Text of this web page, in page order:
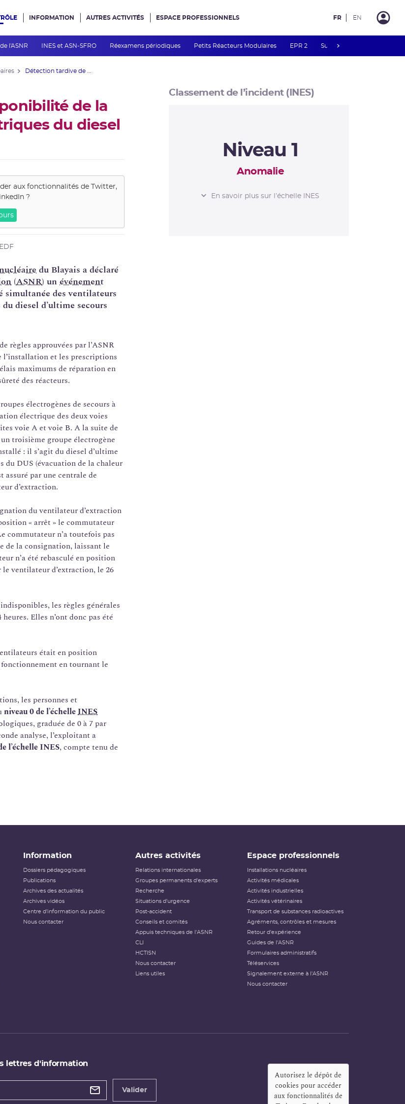
l'ASNR INES et ASN-SFRO Réexamens périodiques Petits Réacteurs Modulaires EPR 2 Surveillance des PFAS
INFORMATION AUTRES ACTIVITÉS ESPACE PROFESSIONNELS FR EN
Détection tardive de ...
de la
du diesel
aux fonctionnalités de
Twitter,
?
du Blayais a déclaré
(ASNR) unévénement
des ventilateurs
diesel d’ultime secours
règles approuvées par l’ASNR
et les prescriptions
maximums de réparation en
des réacteurs.
électrogènes de secours à
électrique des deux voies
voie A et voie B. A la suite de
troisième groupe électrogène
: il s’agit du diesel d’ultime
du DUS (évacuation de la chaleur
par une centrale de
d’extraction.
du ventilateur d’extraction
« arrêt » le commutateur
commutateur n’a toutefois pas
de la consignation, laissant le
n’a été rebasculé en position
le ventilateur d’extraction, le 26
les règles générales
Elles n’ont donc pas été
était en position
en tournant le
les personnes et
niveau 0 de l’échelleINES
graduée de 0 à 7 par
analyse, l’exploitant a
l’échelle INES, compte tenu de
Classement de l’incident (INES)
Niveau 1
Anomalie
L’ÉCHELLE INES
En savoir plus sur l’échelle INES
Information
Dossiers pédagogiques
Publications
Archives des actualités
Archives vidéos
Centre d'information du public
Nous contacter
Autres activités
Relations internationales
Groupes permanents d'experts
Recherche
Situations d'urgence
Post-accident
Conseils et comités
Appuis techniques de l'ASNR
CLI
HCTISN
Nous contacter
Liens utiles
Espace professionnels
Installations nucléaires
Activités médicales
Activités industrielles
Activités vétérinaires
Transport de substances radioactives
Agréments, contrôles et mesures
Retour d'expérience
Guides de l'ASNR
Formulaires administratifs
Téléservices
Signalement externe à l'ASNR
Nous contacter
lettres d'information
Valider
Autorisez le dépôt de
cookies pour accéder
aux fonctionnalités de